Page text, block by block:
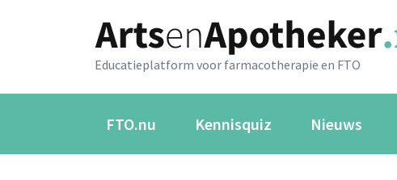
Educatieplatform voor farmacotherapie en FTO
FTO.nu Kennisquiz Nieuws